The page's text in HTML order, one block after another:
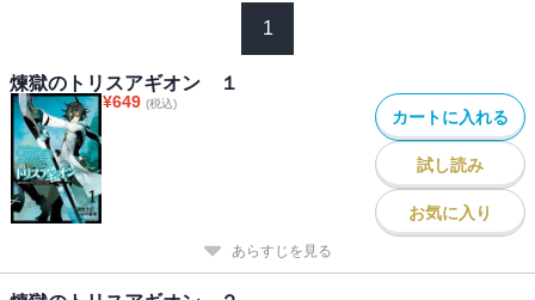
1
煉獄のトリスアギオン １
¥649 (税込)
カートに入れる
試し読み
お気に入り
あらすじを見る